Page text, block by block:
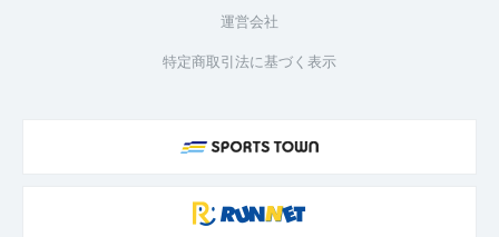
運営会社
特定商取引法に基づく表示